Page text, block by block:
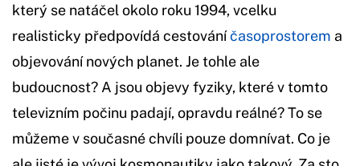
který se natáčel okolo roku 1994, vcelku
realisticky předpovídá cestováníčasoprostorem a
objevování nových planet. Je tohle ale
budoucnost? A jsou objevy fyziky, které v tomto
televizním počinu padají, opravdu reálné? To se
můžeme v současné chvíli pouze domnívat. Co je